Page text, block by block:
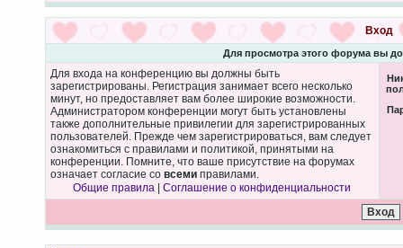
Вход
Для просмотра этого форума вы
Для входа на конференцию вы должны быть
зарегистрированы. Регистрация занимает всего несколько
минут, но предоставляет вам более широкие возможности.
Администратором конференции могут быть установлены
также дополнительные привилегии для зарегистрированных
пользователей. Прежде чем зарегистрироваться, вам следует
ознакомиться с правилами и политикой, принятыми на
конференции. Помните, что ваше присутствие на форумах
означает согласие со всемиправилами.
Общие правила
Соглашение о конфиденциальности